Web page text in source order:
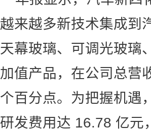
越来越多新技术集成到
天幕玻璃、可调光玻璃
加值产品，在公司总营
个百分点。为把握机遇
研发费用达 16.78 亿元